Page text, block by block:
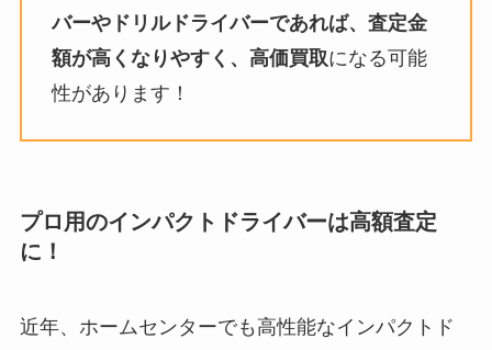
バーやドリルドライバーであれば、 査定金
額が高くなりやすく、高価買取になる可能
性があります！
プロ用のインパクトドライバーは高額査定
に！
近年、ホームセンターでも高性能なインパクトド